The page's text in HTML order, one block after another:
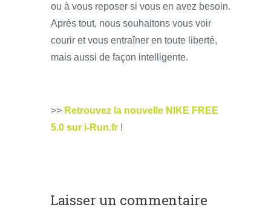
ou à vous reposer si vous en avez besoin.
Après tout, nous souhaitons vous voir
courir et vous entraîner en toute liberté,
mais aussi de façon intelligente.
>> Retrouvez la nouvelle NIKE FREE
5.0 sur i-Run.fr !
Laisser un commentaire